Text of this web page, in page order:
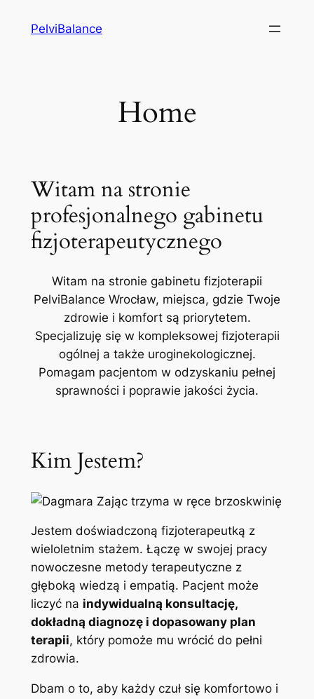
PelviBalance
Home
Witam na stronie
profesjonalnego gabinetu
fizjoterapeutycznego
Witam na stronie gabinetu fizjoterapii
PelviBalance Wrocław, miejsca, gdzie Twoje
zdrowie i komfort są priorytetem.
Specjalizuję się w kompleksowej fizjoterapii
ogólnej a także uroginekologicznej.
Pomagam pacjentom w odzyskaniu pełnej
sprawności i poprawie jakości życia.
Kim Jestem?
Jestem doświadczoną fizjoterapeutką z
wieloletnim stażem. Łączę w swojej pracy
nowoczesne metody terapeutyczne z
głęboką wiedzą i empatią. Pacjent może
liczyć na indywidualną konsultację,
dokładną diagnozę i dopasowany plan
terapii, który pomoże mu wrócić do pełni
zdrowia.
Dbam o to, aby każdy czuł się komfortowo i